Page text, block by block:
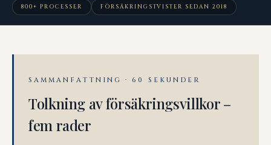
800+ PROCESSER FÖRSÄKRINGSTVISTER SEDAN 2018
SAMMANFATTNING · 60 SEKUNDER
Tolkning av försäkringsvillkor –
fem rader